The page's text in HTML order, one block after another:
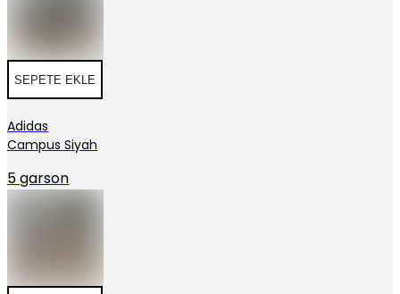
SEPETE EKLE
Adidas
Campus Siyah
5 garson